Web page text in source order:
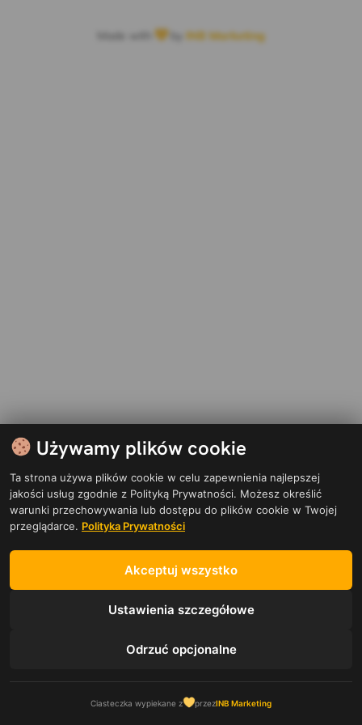
Używamy plików cookie
Ta strona używa plików cookie w celu zapewnienia najlepszej
jakości usług zgodnie z Polityką Prywatności. Możesz określić
warunki przechowywania lub dostępu do plików cookie w Twojej
przeglądarce. Polityka Prywatności
Akceptuj wszystko
Ustawienia szczegółowe
Odrzuć opcjonalne
Ciasteczka wypiekane z przezINB Marketing
Zadzwoń
INB Marketing